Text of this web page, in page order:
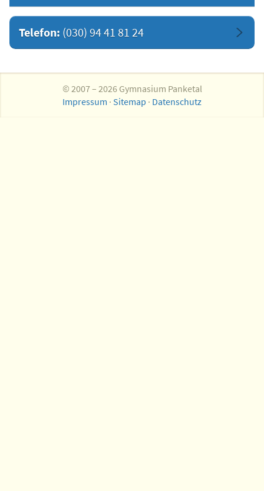
Telefon: (030) 94 41 81 24
© 2007 – 2026 Gymnasium Panketal
Impressum · Sitemap · Datenschutz